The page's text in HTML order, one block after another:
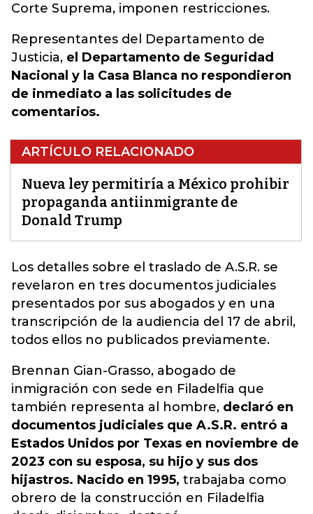
Corte Suprema, imponen restricciones.
Representantes del Departamento de
Justicia, el Departamento de Seguridad
Nacional y la Casa Blanca no respondieron
de inmediato a las solicitudes de
comentarios.
ARTÍCULO RELACIONADO
Nueva ley permitiría a México prohibir
propaganda antiinmigrante de
Donald Trump
Los detalles sobre el traslado de A.S.R. se
revelaron en tres documentos judiciales
presentados por sus abogados y en una
transcripción de la audiencia del 17 de abril ,
todos ellos no publicados previamente.
Brennan Gian-Grasso, abogado de
inmigración con sede en Filadelfia que
también representa al hombre, declaró en
documentos judiciales que A.S.R. entró a
Estados Unidos por Texas en noviembre de
2023 con su esposa, su hijo y sus dos
hijastros. Nacido en 1995, trabajaba como
obrero de la construcción en Filadelfia